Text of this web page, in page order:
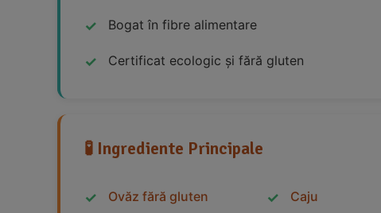
Bogat în fibre alimentare
Certificat ecologic și fără gluten
🧪 Ingrediente Principale
Ovăz fără gluten Caju